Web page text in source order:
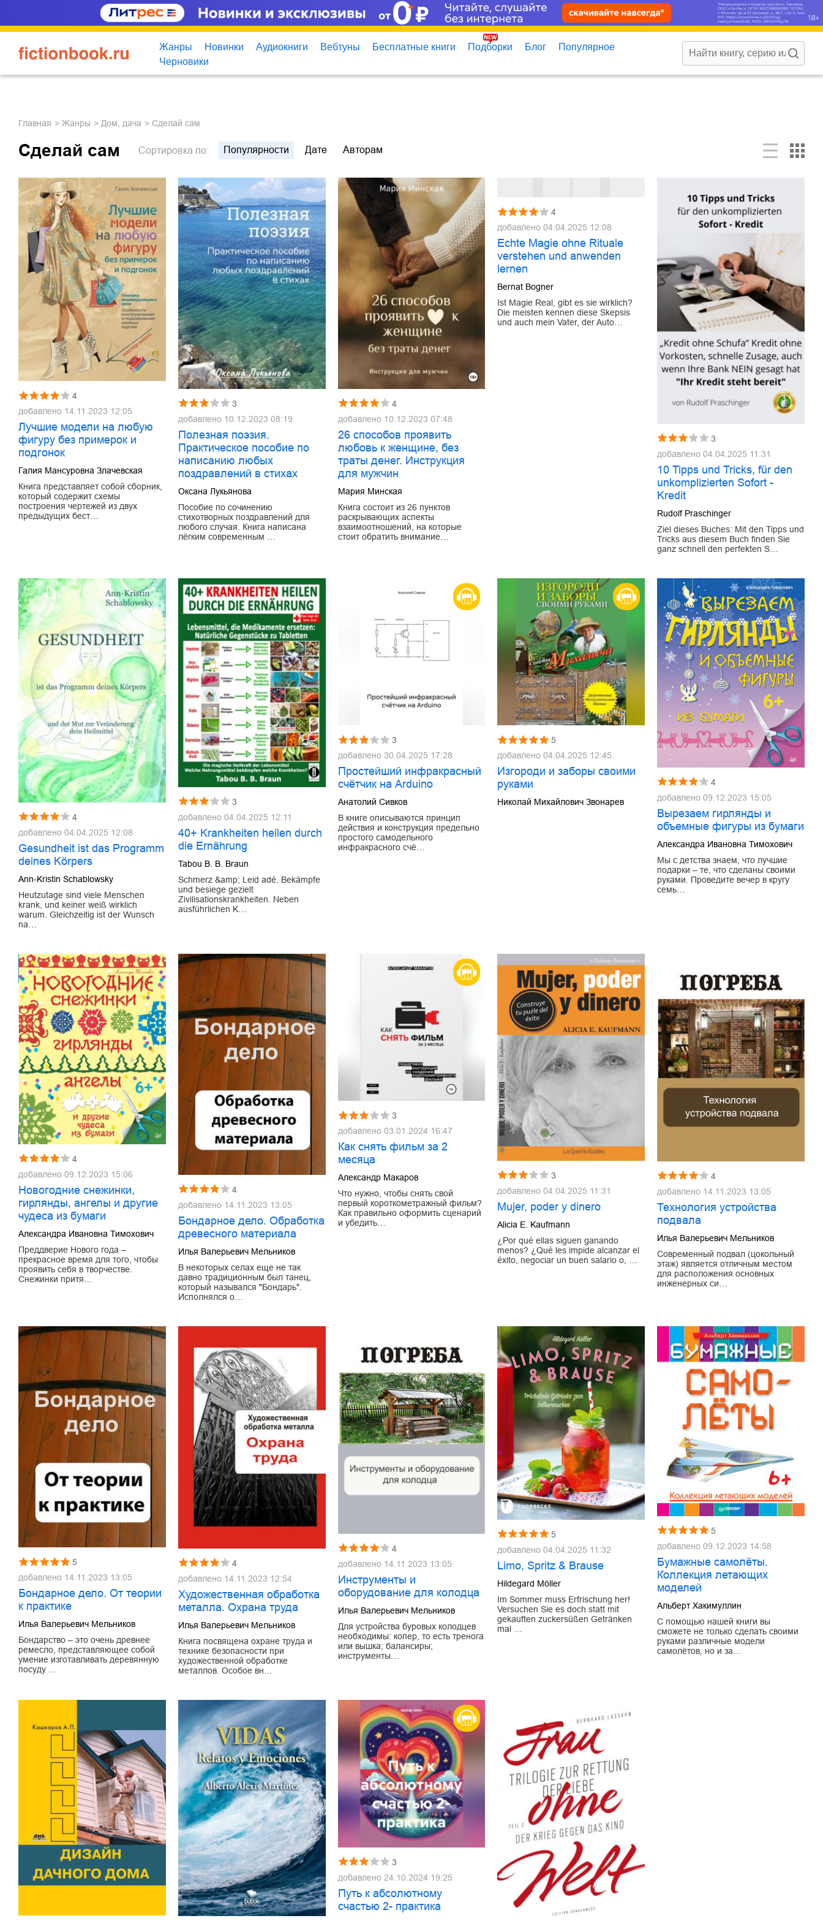
Жанры Новинки Аудиокниги Вебтуны Бесплатные книги Подборки Блог
Популярное
Черновики
Главная Жанры дом, дача Сделай сам
Сделай сам Сортировка по: Популярности Дате Авторам
4
добавлено 14.11.2023 12:05
Лучшие модели на любую
фигуру без примерок и
подгонок
Галия Мансуровна Злачевская
Книга представляет собой сборник,
который содержит схемы
построения чертежей из двух
предыдущих бест…
3
добавлено 10.12.2023 08:19
Полезная поэзия.
Практическое пособие по
написанию любых
поздравлений в стихах
Оксана Лукьянова
Пособие по сочинению
стихотворных поздравлений для
любого случая. Книга написана
лёгким современным …
4
добавлено 10.12.2023 07:48
26 способов проявить
любовь к женщине, без
траты денег. Инструкция
для мужчин
Мария Минская
Книга состоит из 26 пунктов
раскрывающих аспекты
взаимоотношений, на которые
стоит обратить внимание…
4
добавлено04.04.2025 12:08
Echte Magie ohne Rituale
verstehen und anwenden
lernen
Bernat Bogner
Ist Magie Real, gibt es sie wirklich?
Die meisten kennen diese Skepsis
und auch mein Vater, der Auto…
3
добавлено04.04.2025 11:31
10 Tipps und Tricks, für den
unkomplizierten Sofort -
Kredit
Rudolf Praschinger
Ziel dieses Buches: Mit den Tipps und
Tricks aus diesem Buch finden Sie
ganz schnell den perfekten S…
4
добавлено 04.04.2025 12:08
Gesundheit ist das Programm
deines Körpers
Ann-Kristin Schablowsky
Heutzutage sind viele Menschen
krank, und keiner weiß wirklich
warum. Gleichzeitig ist der Wunsch
na…
3
добавлено 04.04.2025 12:11
40+ Krankheiten heilen durch
die Ernährung
Tabou B. B. Braun
Schmerz &amp; Leid adé. Bekämpfe
und besiege gezielt
Zivilisationskrankheiten. Neben
ausführlichen K…
3
добавлено 30.04.2025 17:28
Простейший инфракрасный
счётчик на Arduino
Анатолий Сивков
В книге описываются принцип
действия и конструкция предельно
простого самодельного
инфракрасного счё…
5
добавлено04.04.2025 12:45
Изгороди и заборы своими
руками
Николай Михайлович Звонарев
4
добавлено09.12.2023 15:05
Вырезаем гирлянды и
объемные фигуры из бумаги
Александра Ивановна Тимохович
Мы с детства знаем, что лучшие
подарки – те, что сделаны своими
руками. Проведите вечер в кругу
семь…
4
добавлено 09.12.2023 15:06
Новогодние снежинки,
гирлянды, ангелы и другие
чудеса из бумаги
Александра Ивановна Тимохович
Преддверие Нового года –
прекрасное время для того, чтобы
проявить себя в творчестве.
Снежинки притя…
4
добавлено 14.11.2023 13:05
Бондарное дело. Обработка
древесного материала
Илья Валерьевич Мельников
В некоторых селах еще не так
давно традиционным был танец,
который назывался "Бондарь".
Исполнялся о…
3
добавлено 03.01.2024 16:47
Как снять фильм за 2
месяца
Александр Макаров
Что нужно, чтобы снять свой
первый короткометражный фильм?
Как правильно оформить сценарий
и убедить…
3
добавлено04.04.2025 11:31
Mujer, poder y dinero
Alicia E. Kaufmann
¿Por qué ellas siguen ganando
menos? ¿Qué les impide alcanzar el
éxito, negociar un buen salario o, …
4
добавлено 14.11.2023 13:05
Технология устройства
подвала
Илья Валерьевич Мельников
Современный подвал (цокольный
этаж) является отличным местом
для расположения основных
инженерных си…
5
добавлено 14.11.2023 13:05
Бондарное дело. От теории
к практике
Илья Валерьевич Мельников
Бондарство – это очень древнее
ремесло, представляющее собой
умение изготавливать деревянную
посуду …
4
добавлено 14.11.2023 12:54
Художественная обработка
металла. Охрана труда
Илья Валерьевич Мельников
Книга посвящена охране труда и
технике безопасности при
художественной обработке
металлов. Особое вн…
4
добавлено 14.11.2023 13:05
Инструменты и
оборудование для колодца
Илья Валерьевич Мельников
Для устройства буровых колодцев
необходимы: копер, то есть тренога
или вышка; балансиры;
инструменты…
5
добавлено04.04.2025 11:32
Limo, Spritz & Brause
Hildegard Möller
Im Sommer muss Erfrischung her!
Versuchen Sie es doch statt mit
gekauften zuckersüßen Getränken
mal …
5
добавлено09.12.2023 14:58
Бумажные самолёты.
Коллекция летающих
моделей
Альберт Хакимуллин
С помощью нашей книги вы
сможете не только сделать своими
руками различные модели
самолётов, но и за…
3
добавлено 24.10.2024 19:25
Путь к абсолютному
счастью 2- практика